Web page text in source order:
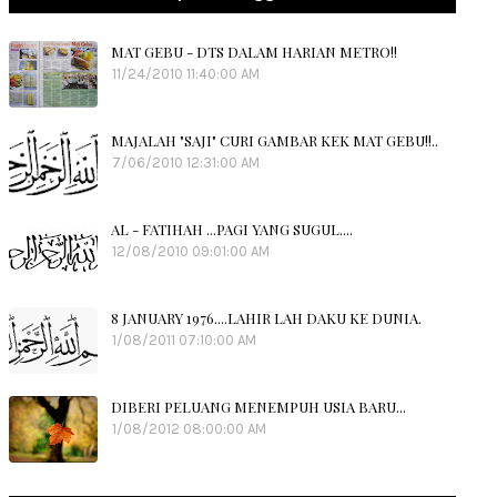
MAT GEBU - DTS DALAM HARIAN METRO!!
11/24/2010 11:40:00 AM
MAJALAH "SAJI" CURI GAMBAR KEK MAT GEBU!!..
7/06/2010 12:31:00 AM
AL - FATIHAH ...PAGI YANG SUGUL....
12/08/2010 09:01:00 AM
8 JANUARY 1976....LAHIR LAH DAKU KE DUNIA.
1/08/2011 07:10:00 AM
DIBERI PELUANG MENEMPUH USIA BARU...
1/08/2012 08:00:00 AM